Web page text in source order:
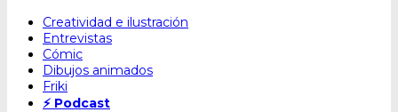
Skip
content
Creatividad e ilustración
Entrevistas
Cómic
Dibujos animados
Friki
⚡ Podcast